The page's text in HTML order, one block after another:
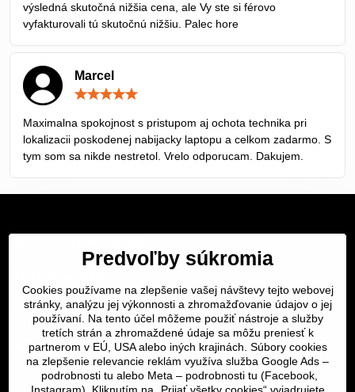
výsledná skutočná nižšia cena, ale Vy ste si férovo
vyfakturovali tú skutočnú nižšiu. Palec hore
Marcel
5
Maximalna spokojnost s pristupom aj ochota technika pri
lokalizacii poskodenej nabijacky laptopu a celkom zadarmo. S
tym som sa nikde nestretol. Vrelo odporucam. Dakujem.
Servis Bratislava
Servis Košice
Dôležité odkazy
SERVIS KURIÉROM
Predvoľby súkromia
Cookies používame na zlepšenie vašej návštevy tejto webovej
stránky, analýzu jej výkonnosti a zhromažďovanie údajov o jej
používaní. Na tento účel môžeme použiť nástroje a služby
tretích strán a zhromaždené údaje sa môžu preniesť k
partnerom v EÚ, USA alebo iných krajinách. Súbory cookies
na zlepšenie relevancie reklám využíva služba Google Ads –
podrobnosti tu alebo Meta – podrobnosti tu (Facebook,